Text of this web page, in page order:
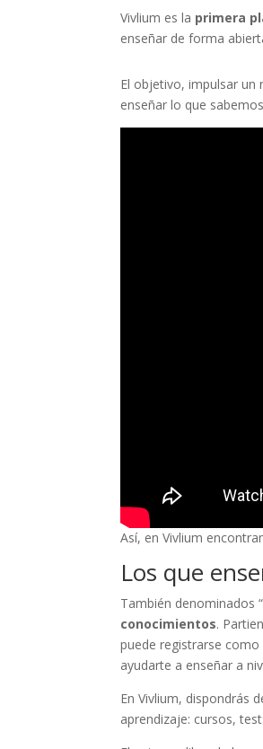
Vivlium es la primera
enseñar de forma
El objetivo, impulsar un
enseñar lo que
Así, en Vivlium
Los que
También denominados “
conocimientos.
puede registrarse
ayudarte a enseñar a
En Vivlium, dispondrás
aprendizaje: cursos,